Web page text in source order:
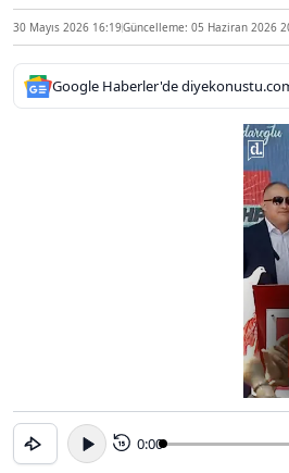
30 Mayıs 2026 16:19Güncelleme: 05 Haziran 2026
Google Haberler'de
15 0:00